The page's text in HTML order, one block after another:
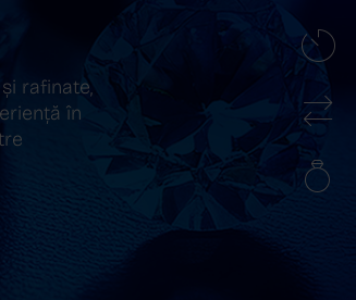
rafinate,
în